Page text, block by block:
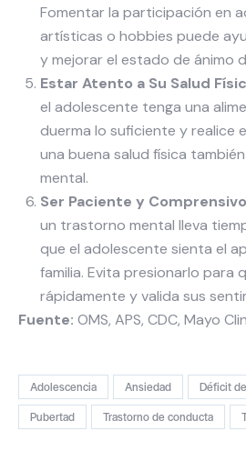
Fomentar la participación en
artísticas o hobbies puede
y mejorar el estado de ánimo
Estar Atento a Su Salud
el adolescente tenga una
duerma lo suficiente y realice
una buena salud física
mental.
Ser Paciente y Comprensivo
un trastorno mental lleva
que el adolescente sienta el
familia. Evita presionarlo para
rápidamente y valida sus
Fuente: OMS, APS, CDC, Mayo
Adolescencia Ansiedad Déficit
Pubertad
Trastorno de conducta